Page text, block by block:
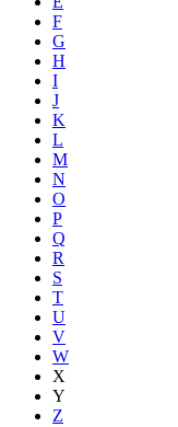
F
G
H
I
J
K
L
M
N
O
P
Q
R
S
T
U
V
W
X
Y
Z